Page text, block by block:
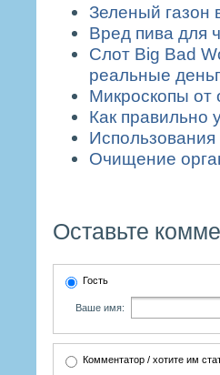
Зеленый газон
Вред пива для
Слот Big Bad
реальные
Микроскопы от
Как правильно
Очищение
Оставьте
Гость
Ваше имя:
Комментатор / хотите им